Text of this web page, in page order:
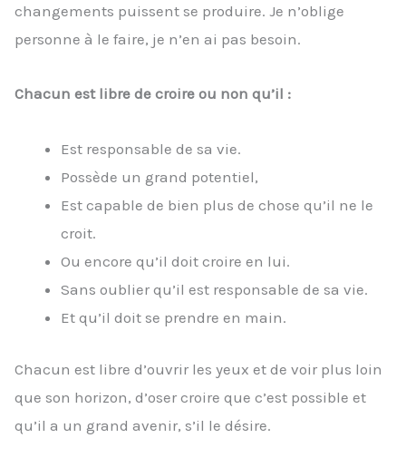
changements puissent se produire. Je n’oblige
personne à le faire, je n’en ai pas besoin.
Chacun est libre de croire ou non qu’il :
Est responsable de sa vie.
Possède un grand potentiel,
Est capable de bien plus de chose qu’il ne le
croit.
Ou encore qu’il doit croire en lui.
Sans oublier qu’il est responsable de sa vie.
Et qu’il doit se prendre en main.
Chacun est libre d’ouvrir les yeux et de voir plus loin
que son horizon, d’oser croire que c’est possible et
qu’il a un grand avenir, s’il le désire.